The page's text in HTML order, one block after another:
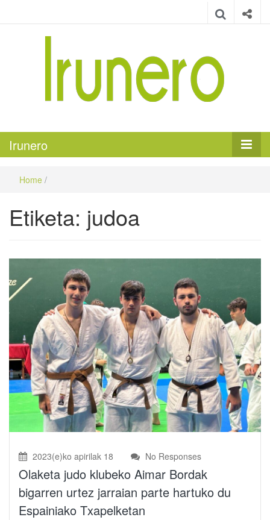
Irunero
Home /
Etiketa: judoa
2023(e)ko apirilak 18 No Responses
Olaketa judo klubeko Aimar Bordak
bigarren urtez jarraian parte hartuko du
Espainiako Txapelketan